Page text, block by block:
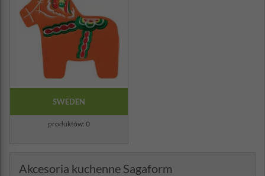
SWEDEN
produktów: 0
Akcesoria kuchenne Sagaform